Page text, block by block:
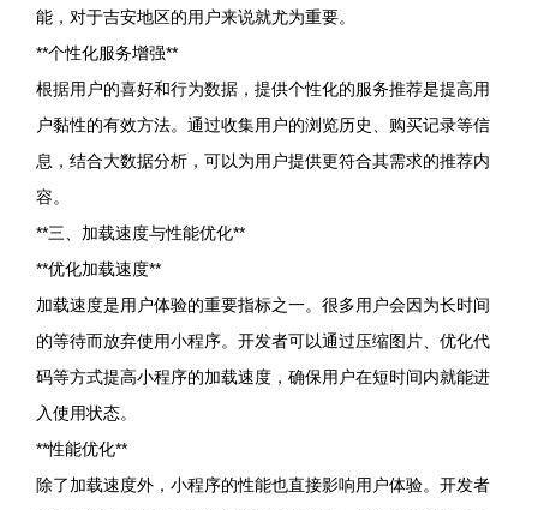
能，对于吉安地区的用户来说就尤为重要。
**个性化服务增强**
根据用户的喜好和行为数据，提供个性化的服务推荐是提高用
户黏性的有效方法。通过收集用户的浏览历史、购买记录等信
息，结合大数据分析，可以为用户提供更符合其需求的推荐内
容。
**三、加载速度与性能优化**
**优化加载速度**
加载速度是用户体验的重要指标之一。很多用户会因为长时间
的等待而放弃使用小程序。开发者可以通过压缩图片、优化代
码等方式提高小程序的加载速度，确保用户在短时间内就能进
入使用状态。
**性能优化**
除了加载速度外，小程序的性能也直接影响用户体验。开发者